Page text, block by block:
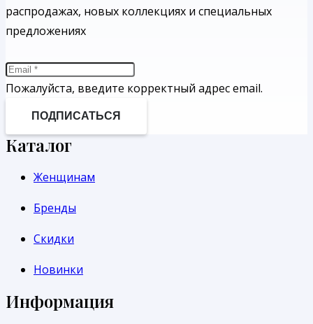
распродажах, новых коллекциях и специальных
предложениях
Пожалуйста, введите корректный адрес email.
ПОДПИСАТЬСЯ
Каталог
Женщинам
Бренды
Скидки
Новинки
Информация